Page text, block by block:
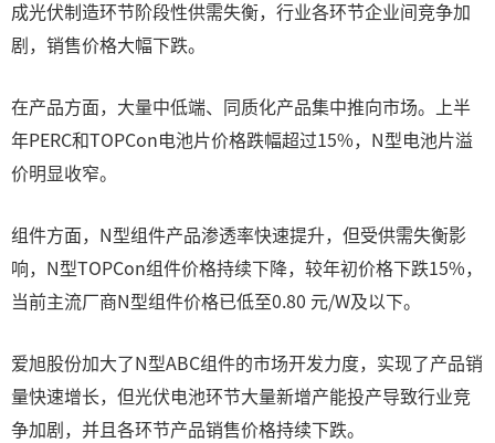
成光伏制造环节阶段性供需失衡，行业各环节企业间竞争加
剧，销售价格大幅下跌。
在产品方面，大量中低端、同质化产品集中推向市场。上半
年PERC和TOPCon电池片价格跌幅超过15%，N型电池片溢
价明显收窄。
组件方面，N型组件产品渗透率快速提升，但受供需失衡影
响，N型TOPCon组件价格持续下降，较年初价格下跌15%，
当前主流厂商N型组件价格已低至0.80 元/W及以下。
爱旭股份加大了N型ABC组件的市场开发力度，实现了产品销
量快速增长，但光伏电池环节大量新增产能投产导致行业竞
争加剧，并且各环节产品销售价格持续下跌。